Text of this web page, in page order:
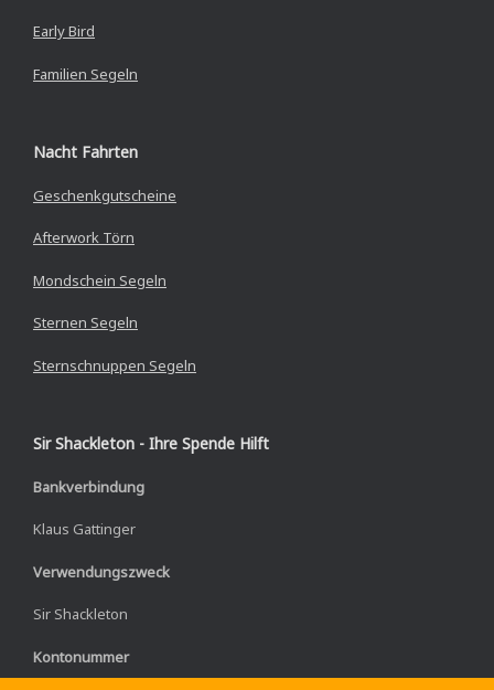
Early Bird
Familien Segeln
Nacht Fahrten
Geschenkgutscheine
Afterwork Törn
Mondschein Segeln
Sternen Segeln
Sternschnuppen Segeln
Sir Shackleton - Ihre Spende Hilft
Bankverbindung
Klaus Gattinger
Verwendungszweck
Sir Shackleton
Kontonummer